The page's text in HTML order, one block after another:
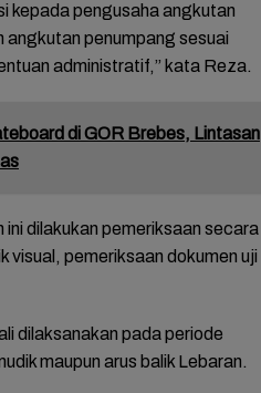
kepada pengusaha angkutan
angkutan penumpang sesuai
administratif,” kata Reza.
di GOR Brebes, Lintasan
dilakukan pemeriksaan secara
visual, pemeriksaan dokumen uji
dilaksanakan pada periode
maupun arus balik Lebaran.
Daya Tarik
FOTO: Wisata